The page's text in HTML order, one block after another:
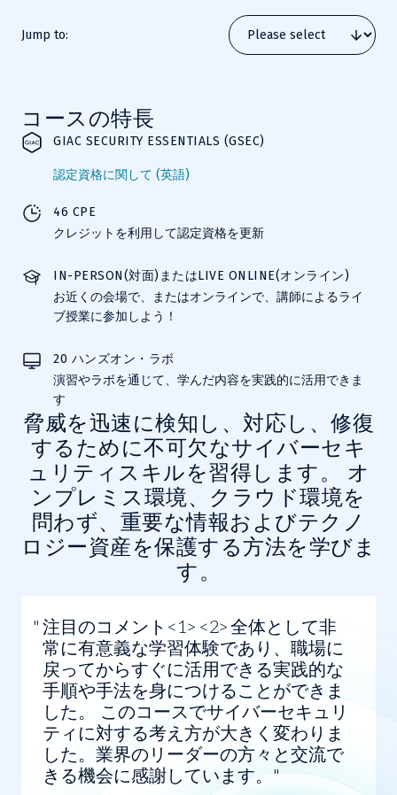
Jump to:
コースの特長
GIAC SECURITY ESSENTIALS (GSEC)
認定資格に関して (英語)
46 CPE
クレジットを利用して認定資格を更新
IN-PERSON(対面)またはLIVE ONLINE(オンライン)
お近くの会場で、またはオンラインで、講師によるライ
ブ授業に参加しよう！
20 ハンズオン・ラボ
演習やラボを通じて、学んだ内容を実践的に活用できま
す
脅威を迅速に検知し、対応し、修復
するために不可欠なサイバーセキ
ュリティスキルを習得します。 オ
ンプレミス環境、クラウド環境を
問わず、重要な情報およびテクノ
ロジー資産を保護する方法を学びま
す。
注目のコメント<1><2>全体として非
常に有意義な学習体験であり、職場に
戻ってからすぐに活用できる実践的な
手順や手法を身につけることができま
した。 このコースでサイバーセキュリ
ティに対する考え方が大きく変わりま
した。業界のリーダーの方々と交流で
きる機会に感謝しています。